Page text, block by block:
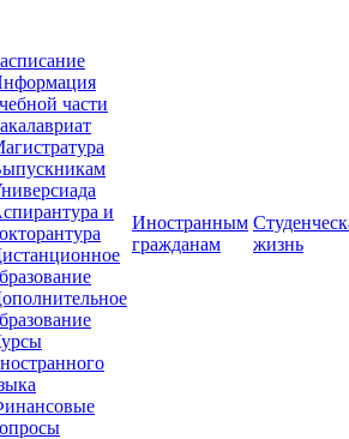
части
и
Иностранным
гражданам
жизнь